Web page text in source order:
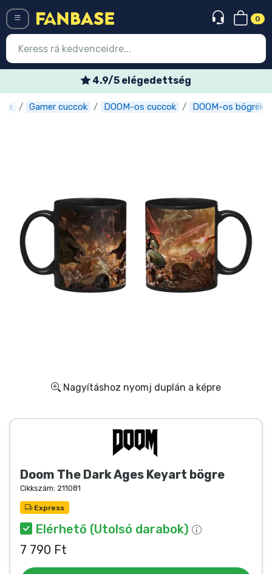
0
4.9/5 elégedettség
Gamer cuccok DOOM-os cuccok DOOM-os bögrék
Nagyításhoz nyomj duplán a képre
Doom The Dark Ages Keyart bögre
Cikkszám: 211081
Express
Elérhető (Utolsó darabok)
7 790 Ft
Belépés Regisztráció
Express szállítás
Előrendelhető cuccok
Outlet cuccok
Ajándékkártya
Gamer cuccok
Sportos cuccok
Zenés cuccok